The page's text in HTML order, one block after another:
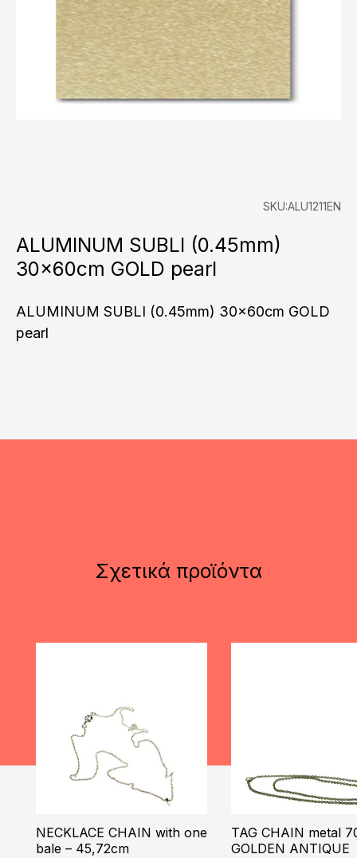
SKU:ALU1211EN
ALUMINUM SUBLI (0.45mm)
30x60cm GOLD pearl
ALUMINUM SUBLI (0.45mm) 30x60cm GOLD
pearl
Σχετικά προϊόντα
NECKLACE CHAIN with one
bale – 45,72cm
TAG CHAIN metal
GOLDEN ANTIQUE